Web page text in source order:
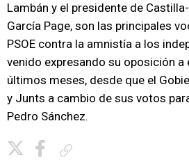
Lambán y el presidente de
García Page, son las principales
PSOE contra la amnistía a los
venido expresando su oposición a
últimos meses, desde que el
y Junts a cambio de sus votos
Pedro Sánchez.